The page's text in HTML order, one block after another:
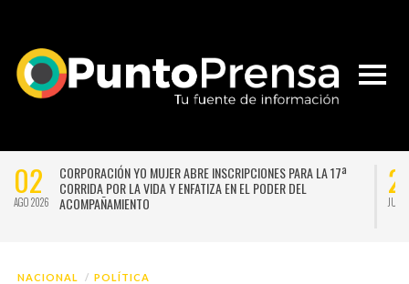
02
AGO 2026
CORPORACIÓN YO MUJER ABRE INSCRIPCIONES PARA LA 17ª
CORRIDA POR LA VIDA Y ENFATIZA EN EL PODER DEL
ACOMPAÑAMIENTO
JUL
NACIONAL POLÍTICA